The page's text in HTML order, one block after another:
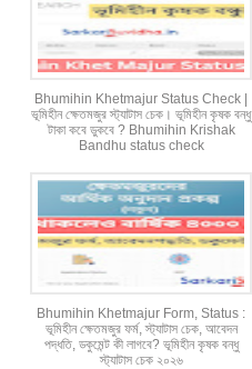
Bhumihin Khetmajur Status Check |
ভূমিহীন ক্ষেতমজুর স্ট্যাটাস চেক। ভূমিহীন কৃষক বন্ধু
টাকা কবে ডুকবে ? Bhumihin Krishak
Bandhu status check
Bhumihin Khetmajur Form, Status :
ভূমিহীন ক্ষেতমজুর ফর্ম, স্ট্যাটাস চেক, আবেদন
পদ্ধতি, ডকুমেন্ট কী লাগবে? ভূমিহীন কৃষক বন্ধু
স্ট্যাটাস চেক ২০২৬